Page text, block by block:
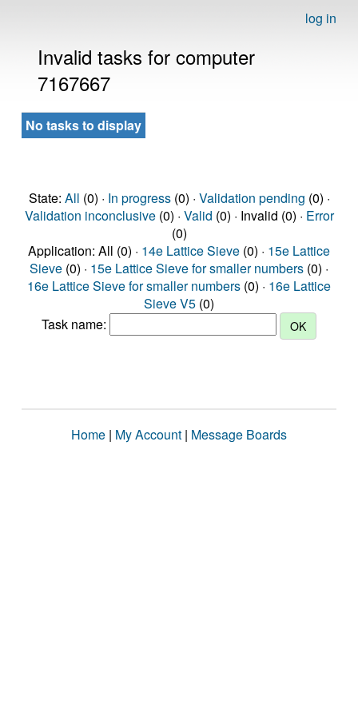
log in
Invalid tasks for computer
7167667
No tasks to display
State: All (0) · In progress(0) · Validation pending (0) ·
Validation inconclusive(0) · Valid (0) · Invalid (0) · Error
(0)
Application: All (0) · 14e Lattice Sieve (0) · 15e Lattice
Sieve (0) · 15e Lattice Sieve for smaller numbers (0) ·
16e Lattice Sieve for smaller numbers (0) · 16e Lattice
Sieve V5 (0)
Task name:
Home | My Account | Message Boards